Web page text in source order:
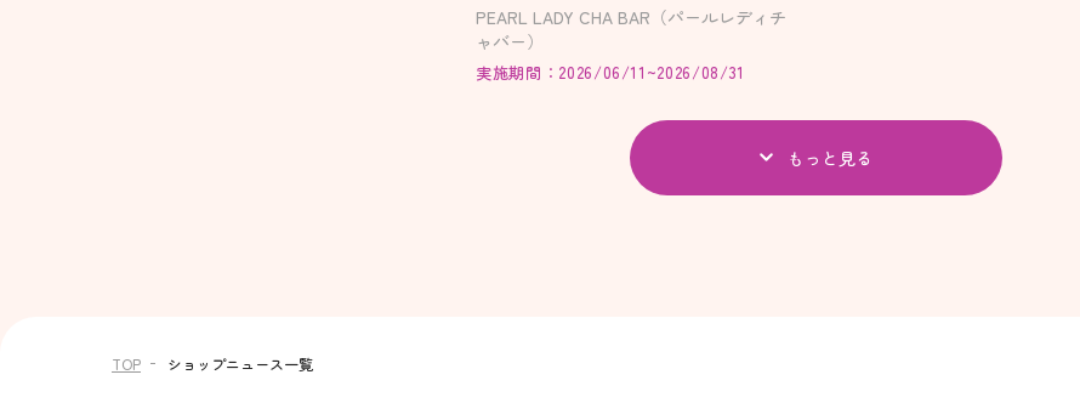
PEARL LADY CHA BAR（パールレディチ
ャバー）
実施期間：2026/06/11~2026/08/31
もっと見る
TOP ショップニュース一覧